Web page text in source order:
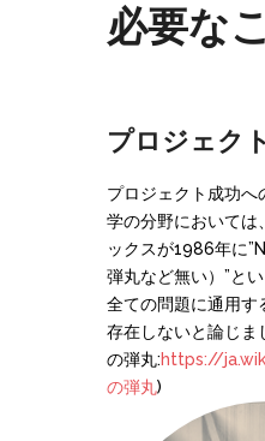
必要な
プロジェク
プロジェクト成功へ
学の分野においては
ックスが1986年に
弾丸など無い）”と
全ての問題に通用す
存在しないと論じ
の弾丸:https://
の弾丸)